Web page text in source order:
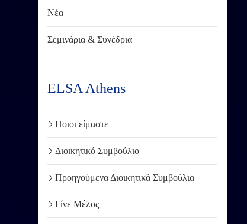
Νέα
Σεμινάρια & Συνέδρια
ELSA Athens
Ποιοι είμαστε
Διοικητικό Συμβούλιο
Προηγούμενα Διοικητικά Συμβούλια
Γίνε Μέλος